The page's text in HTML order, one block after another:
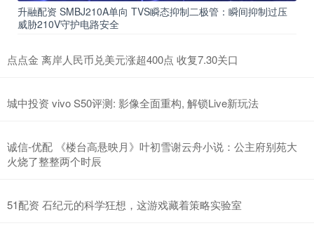
升融配资 SMBJ210A单向 TVS瞬态抑制二极管：瞬间抑制过压
威胁210V守护电路安全
点点金 离岸人民币兑美元涨超400点 收复7.30关口
城中投资 vivo S50评测: 影像全面重构, 解锁Live新玩法
诚信-优配 《楼台高悬映月》叶初雪谢云舟小说：公主府别苑大
火烧了整整两个时辰
51配资 石纪元的科学狂想，这游戏藏着策略实验室